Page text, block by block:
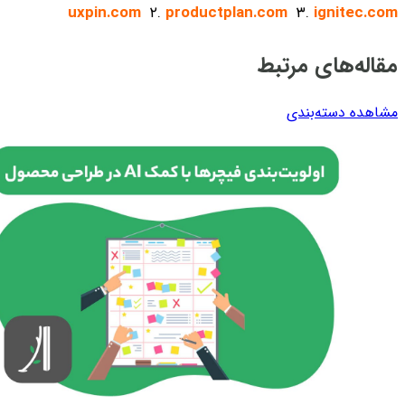
uxpin.com ۲. productplan.com ۳. ignitec.com
مقاله‌های مرتبط
مشاهده دسته‌بندی